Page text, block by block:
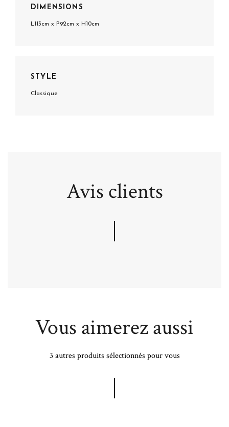
DIMENSIONS
L113cm x P92cm x H10cm
STYLE
Classique
Avis clients
Vous aimerez aussi
3 autres produits sélectionnés pour vous